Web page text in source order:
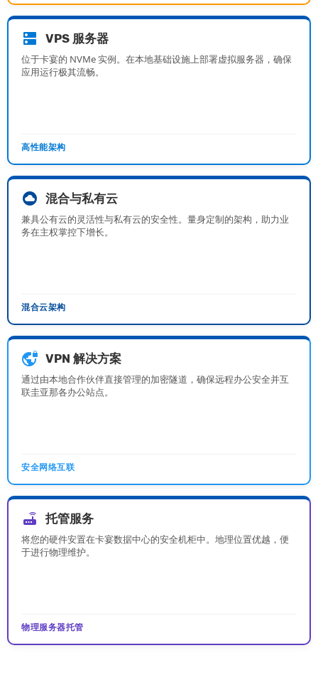
dns VPS 服务器
位于卡宴的 NVMe 实例。在本地基础设施上部署虚拟服务器，确保
应用运行极其流畅。
高性能架构
cloud_circle 混合与私有云
兼具公有云的灵活性与私有云的安全性。量身定制的架构，助力业
务在主权掌控下增长。
混合云架构
vpn_lock VPN 解决方案
通过由本地合作伙伴直接管理的加密隧道，确保远程办公安全并互
联圭亚那各办公站点。
安全网络互联
router 托管服务
将您的硬件安置在卡宴数据中心的安全机柜中。地理位置优越，便
于进行物理维护。
物理服务器托管